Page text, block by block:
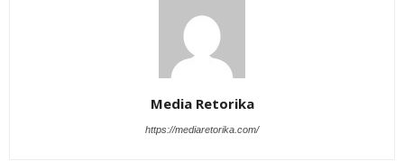
Media Retorika
https://mediaretorika.com/